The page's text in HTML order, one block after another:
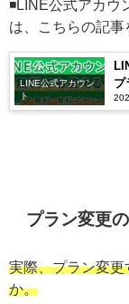
◾️LINE公式アカ
は、こちらの記事
LINE公式アカウン
ト
プ
プラン変更
実際、プラン変
か。